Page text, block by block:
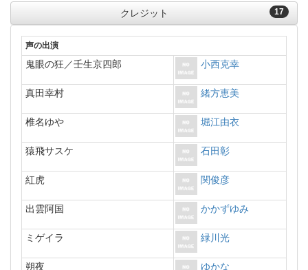
17
クレジット
声の出演
鬼眼の狂／壬生京四郎 小西克幸
真田幸村 緒方恵美
椎名ゆや 堀江由衣
猿飛サスケ 石田彰
紅虎 関俊彦
出雲阿国 かかずゆみ
ミゲイラ 緑川光
朔夜 ゆかな